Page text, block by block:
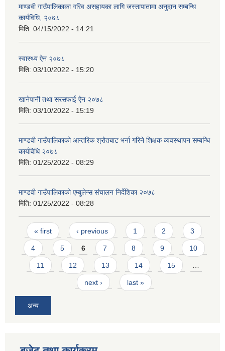
माण्डवी गाउँपालिकाका गरिव असहायका लागि जस्तापातामा अनुदान सम्बन्धि
कार्यविधि, २०७८
मिति: 04/15/2022 - 14:21
स्वास्थ्य ऐन २०७८
मिति: 03/10/2022 - 15:20
खानेपानी तथा सरसफाई ऐन २०७८
मिति: 03/10/2022 - 15:19
माण्डवी गाउँपालिकाको आन्तरिक श्रोतबाट भर्ना गरिने शिक्षक व्यवस्थापन सम्बन्धि
कार्यविधि २०७८
मिति: 01/25/2022 - 08:29
माण्डवी गाउँपालिकाको एम्बुलेन्स संचालन निर्देशिका २०७८
मिति: 01/25/2022 - 08:28
Pages
« first ‹ previous 1 2 3
4 5 6 7 8 9 10
11 12 13 14 15
next › last »
अन्य